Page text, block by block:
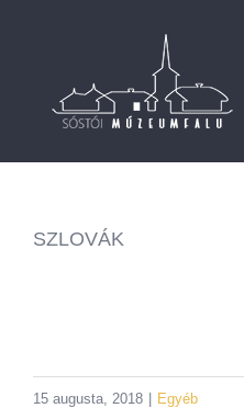
SZLOVÁK
15 augusta, 2018 Egyéb